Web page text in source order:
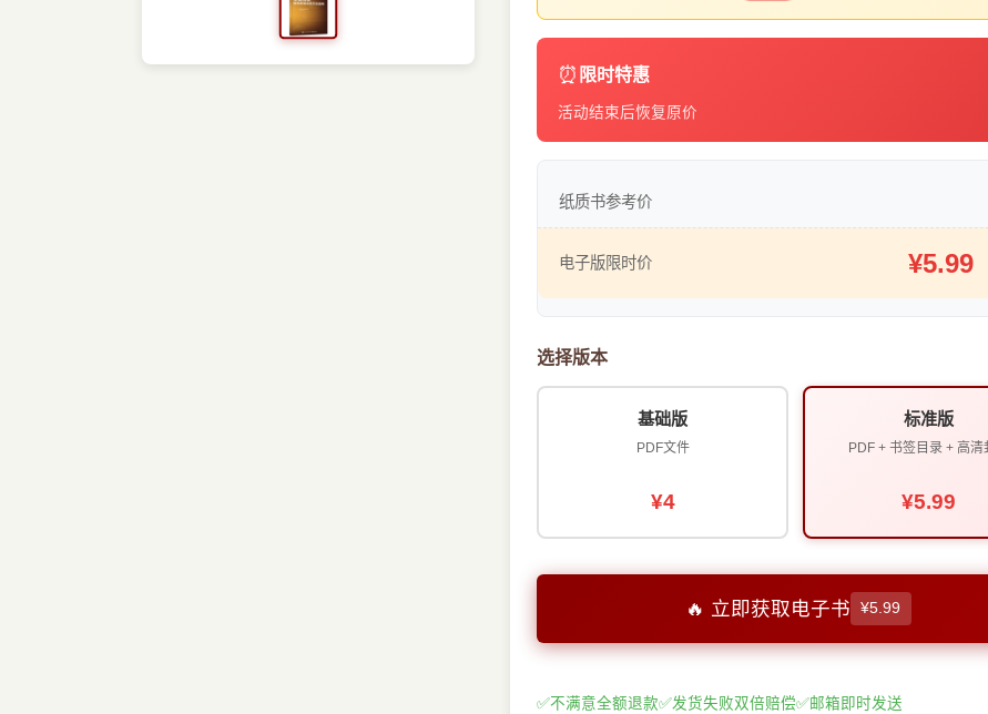
⏰ 限时特惠
活动结束后恢复原价
纸质书参考价
电子版限时价 ¥5.99
选择版本
基础版
PDF文件
¥4
标准版
PDF + 书签目录 + 高清
¥5.99
🔥 立即获取电子书 ¥5.99
✅不满意全额退款✅发货失败双倍赔偿✅邮箱即时发送